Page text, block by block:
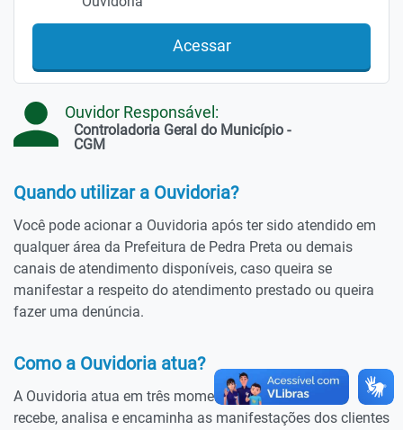
Acessar
Ouvidor Responsável:
Controladoria Geral do Município -
CGM
Quando utilizar a Ouvidoria?
Você pode acionar a Ouvidoria após ter sido atendido em
qualquer área da Prefeitura de Pedra Preta ou demais
canais de atendimento disponíveis, caso queira se
manifestar a respeito do atendimento prestado ou queira
fazer uma denúncia.
Como a Ouvidoria atua?
A Ouvidoria atua em três momentos. Primeiramente,
recebe, analisa e encaminha as manifestações dos clientes